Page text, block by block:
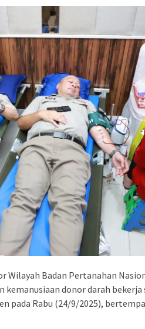
Wilayah Badan Pertanahan
donor darah bekerja
pada Rabu (24/9/2025),